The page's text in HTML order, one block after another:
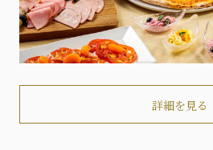
詳細を見る